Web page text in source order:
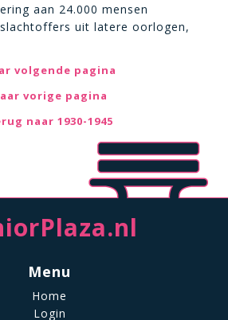
aan 24.000 mensen
uit latere oorlogen,
volgende pagina
vorige pagina
naar 1930-1945
Menu
Home
Login